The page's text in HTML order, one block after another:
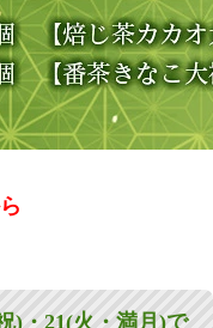
)・21(火・満月)で